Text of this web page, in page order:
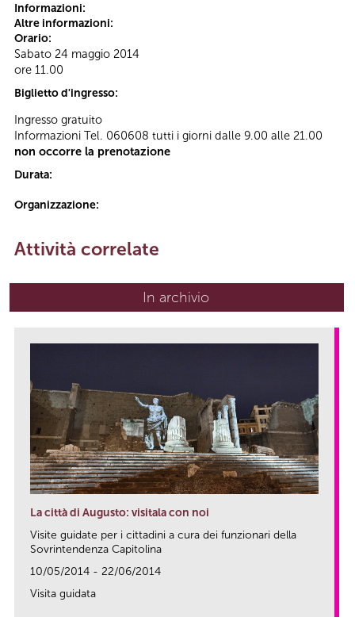
Informazioni:
Altre informazioni:
Orario:
Sabato 24 maggio 2014
ore 11.00
Biglietto d'ingresso:
Ingresso gratuito
Informazioni Tel. 060608 tutti i giorni dalle 9.00 alle 21.00
non occorre la prenotazione
Durata:
Organizzazione:
Attività correlate
In archivio
La città di Augusto: visitala con noi
Visite guidate per i cittadini a cura dei funzionari della
Sovrintendenza Capitolina
10/05/2014 - 22/06/2014
Visita guidata